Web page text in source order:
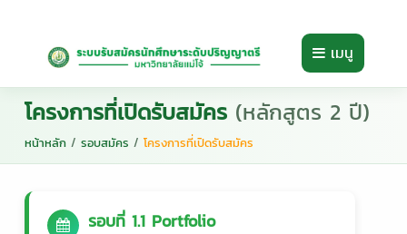
เมนู
โครงการที่เปิดรับสมัคร (หลักสูตร 2 ปี)
หน้าหลัก / รอบสมัคร / โครงการที่เปิดรับสมัคร
รอบที่ 1.1 Portfolio